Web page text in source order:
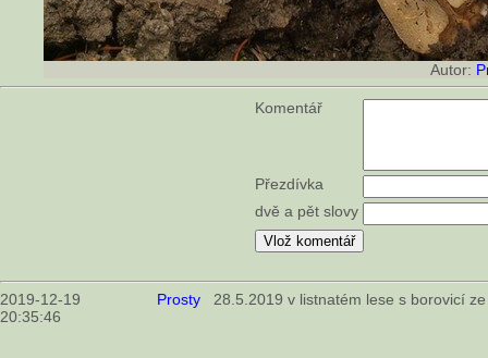
Autor:
Komentář
Přezdívka
dvě a pět slovy
2019-12-19
20:35:46
Prosty 28.5.2019 v listnatém lese s borovicí